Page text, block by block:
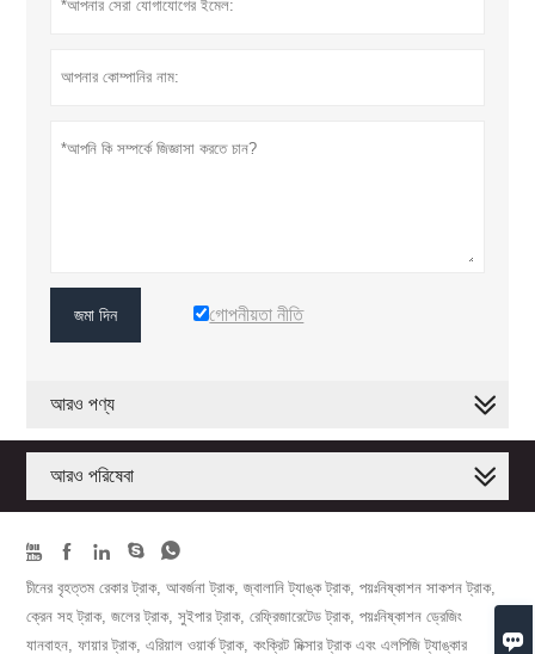

জমা দিন গোপনীয়তা নীতি
আরও পণ্য
আরও পরিষেবা
    
চীনের বৃহত্তম রেকার ট্রাক, আবর্জনা ট্রাক, জ্বালানি ট্যাঙ্ক ট্রাক, পয়ঃনিষ্কাশন সাকশন ট্রাক,
ক্রেন সহ ট্রাক, জলের ট্রাক, সুইপার ট্রাক, রেফ্রিজারেটেড ট্রাক, পয়ঃনিষ্কাশন ড্রেজিং
যানবাহন, ফায়ার ট্রাক, এরিয়াল ওয়ার্ক ট্রাক, কংক্রিট মিক্সার ট্রাক এবং এলপিজি ট্যাঙ্কার